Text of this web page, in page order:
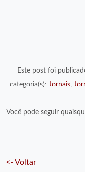
Este post foi
categoria(s): Jornais,
Você pode seguir
<- Voltar